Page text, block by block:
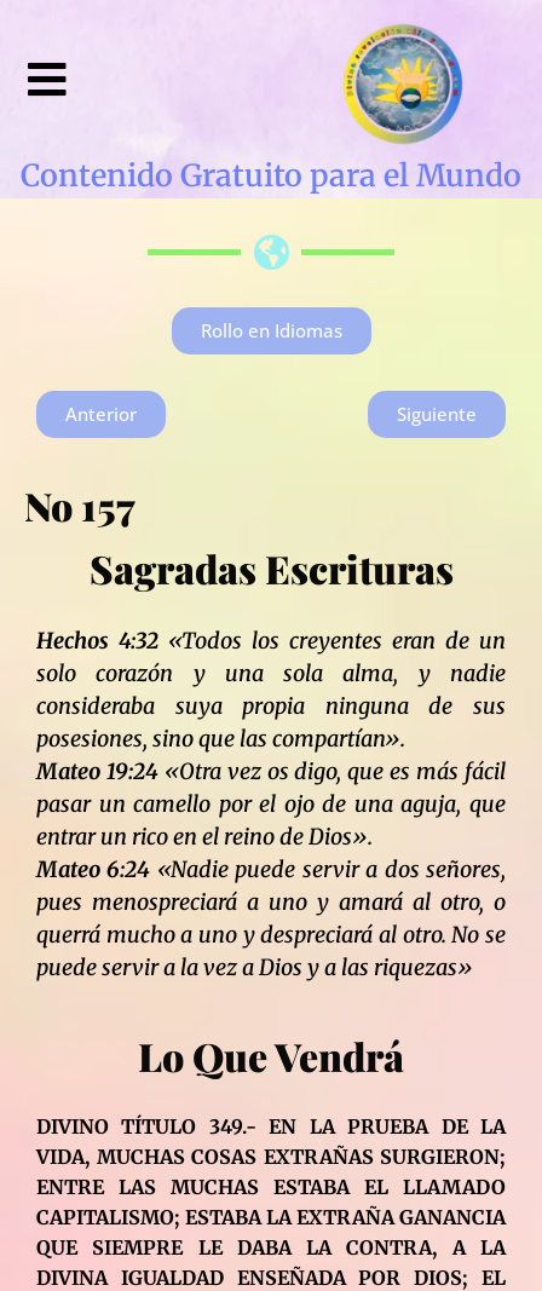
Contenido Gratuito para el Mundo
Rollo en Idiomas
Anterior Siguiente
No 157
Sagradas Escrituras
Hechos 4:32 «Todos los creyentes eran de un
solo corazón y una sola alma, y nadie
consideraba suya propia ninguna de sus
posesiones, sino que las compartían».
Mateo 19:24«Otra vez os digo, que es más fácil
pasar un camello por el ojo de una aguja, que
entrar un rico en el reino de Dios».
Mateo 6:24 «Nadie puede servir a dos señores,
pues menospreciará a uno y amará al otro, o
querrá mucho a uno y despreciará al otro. No se
puede servir a la vez a Dios y a las riquezas»
Lo Que Vendrá
DIVINO TÍTULO 349.- EN LA PRUEBA DE LA
VIDA, MUCHAS COSAS EXTRAÑAS SURGIERON;
ENTRE LAS MUCHAS ESTABA EL LLAMADO
CAPITALISMO; ESTABA LA EXTRAÑA GANANCIA
QUE SIEMPRE LE DABA LA CONTRA, A LA
DIVINA IGUALDAD ENSEÑADA POR DIOS; EL